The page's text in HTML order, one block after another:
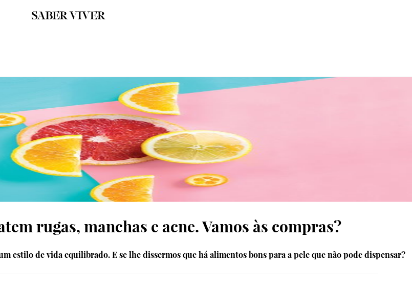
rugas, manchas e acne. Vamos às compras?
estilo de vida equilibrado. E se lhe dissermos que há alimentos bons para a pele que não pode dispensar?